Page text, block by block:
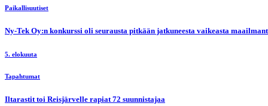
Paikallisuutiset
Ny-Tek Oy:n konkurssi oli seurausta pitkään jatkuneesta vaikeasta
5. elokuuta
Tapahtumat
Iltarastit toi Reisjärvelle rapiat 72 suunnistajaa